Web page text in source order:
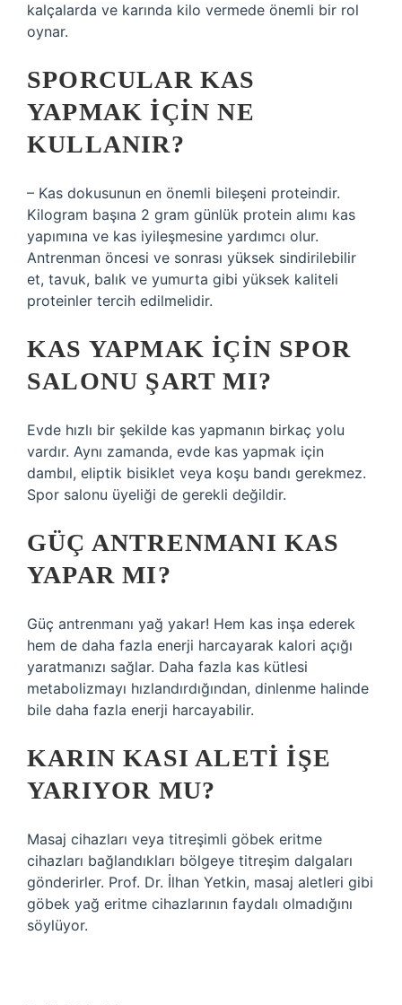
kalçalarda ve karında kilo vermede önemli bir rol
oynar.
SPORCULAR KAS
YAPMAK IÇIN NE
KULLANIR?
– Kas dokusunun en önemli bileşeni proteindir.
Kilogram başına 2 gram günlük protein alımı kas
yapımına ve kas iyileşmesine yardımcı olur.
Antrenman öncesi ve sonrası yüksek sindirilebilir
et, tavuk, balık ve yumurta gibi yüksek kaliteli
proteinler tercih edilmelidir.
KAS YAPMAK IÇIN SPOR
SALONU ŞART MI?
Evde hızlı bir şekilde kas yapmanın birkaç yolu
vardır. Aynı zamanda, evde kas yapmak için
dambıl, eliptik bisiklet veya koşu bandı gerekmez.
Spor salonu üyeliği de gerekli değildir.
GÜÇ ANTRENMANI KAS
YAPAR MI?
Güç antrenmanı yağ yakar! Hem kas inşa ederek
hem de daha fazla enerji harcayarak kalori açığı
yaratmanızı sağlar. Daha fazla kas kütlesi
metabolizmayı hızlandırdığından, dinlenme halinde
bile daha fazla enerji harcayabilir.
KARIN KASI ALETI IŞE
YARIYOR MU?
Masaj cihazları veya titreşimli göbek eritme
cihazları bağlandıkları bölgeye titreşim dalgaları
gönderirler. Prof. Dr. İlhan Yetkin, masaj aletleri gibi
göbek yağ eritme cihazlarının faydalı olmadığını
söylüyor.